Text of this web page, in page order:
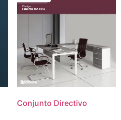
Conjunto Directivo